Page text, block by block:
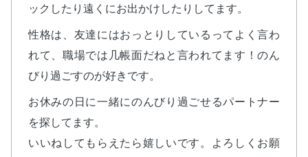
ックしたり遠くにお出かけしたりしてます。
性格は、友達にはおっとりしているってよく言わ
れて、職場では几帳面だねと言われてます！のん
びり過ごすのが好きです。
お休みの日に一緒にのんびり過ごせるパートナー
を探してます。
いいねしてもらえたら嬉しいです。よろしくお願